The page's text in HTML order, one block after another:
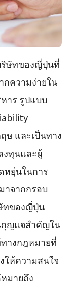
ริษัทของญี่ปุ่นที่
กความง่ายใน
าร รูปแบบ
ษ และเป็นทาง
งทุนและผู้
หยุ่นในการ
จากกรอบ
ทของญี่ปุ่น
กุญแจสำคัญใน
างกฎหมายที่
ให้ความสนใจ
มายถึง